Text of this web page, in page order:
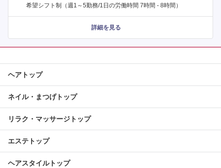
希望シフト制（週1～5勤務/1日の労働時間 7時間 - 8時間）
詳細を見る
ヘアトップ
ネイル・まつげトップ
リラク・マッサージトップ
エステトップ
ヘアスタイルトップ